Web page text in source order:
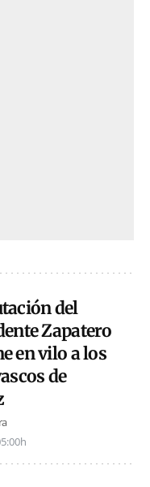
del
Zapatero
en vilo a los
de